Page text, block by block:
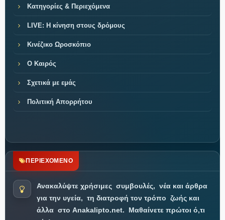
Κατηγορίες & Περιεχόμενα
LIVE: Η κίνηση στους δρόμους
Κινέζικο Ωροσκόπιο
Ο Καιρός
Σχετικά με εμάς
Πολιτική Απορρήτου
ΠΕΡΙΕΧΟΜΕΝΟ
Ανακαλύψτε χρήσιμες συμβουλές, νέα και άρθρα
για την υγεία, τη διατροφή τον τρόπο ζωής και
άλλα στο Anakalipto.net.
Μαθαίνετε πρώτοι ό,τι